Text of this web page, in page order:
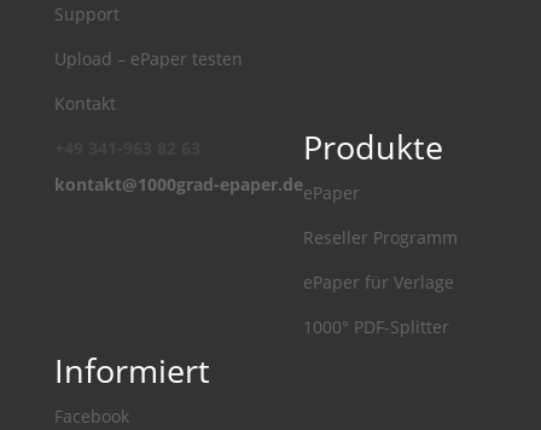
Support
Upload – ePaper testen
Kontakt
kontakt@1000grad-epaper.de
Produkte
ePaper
Reseller Programm
ePaper für Verlage
1000° PDF-Splitter
Informiert
Facebook